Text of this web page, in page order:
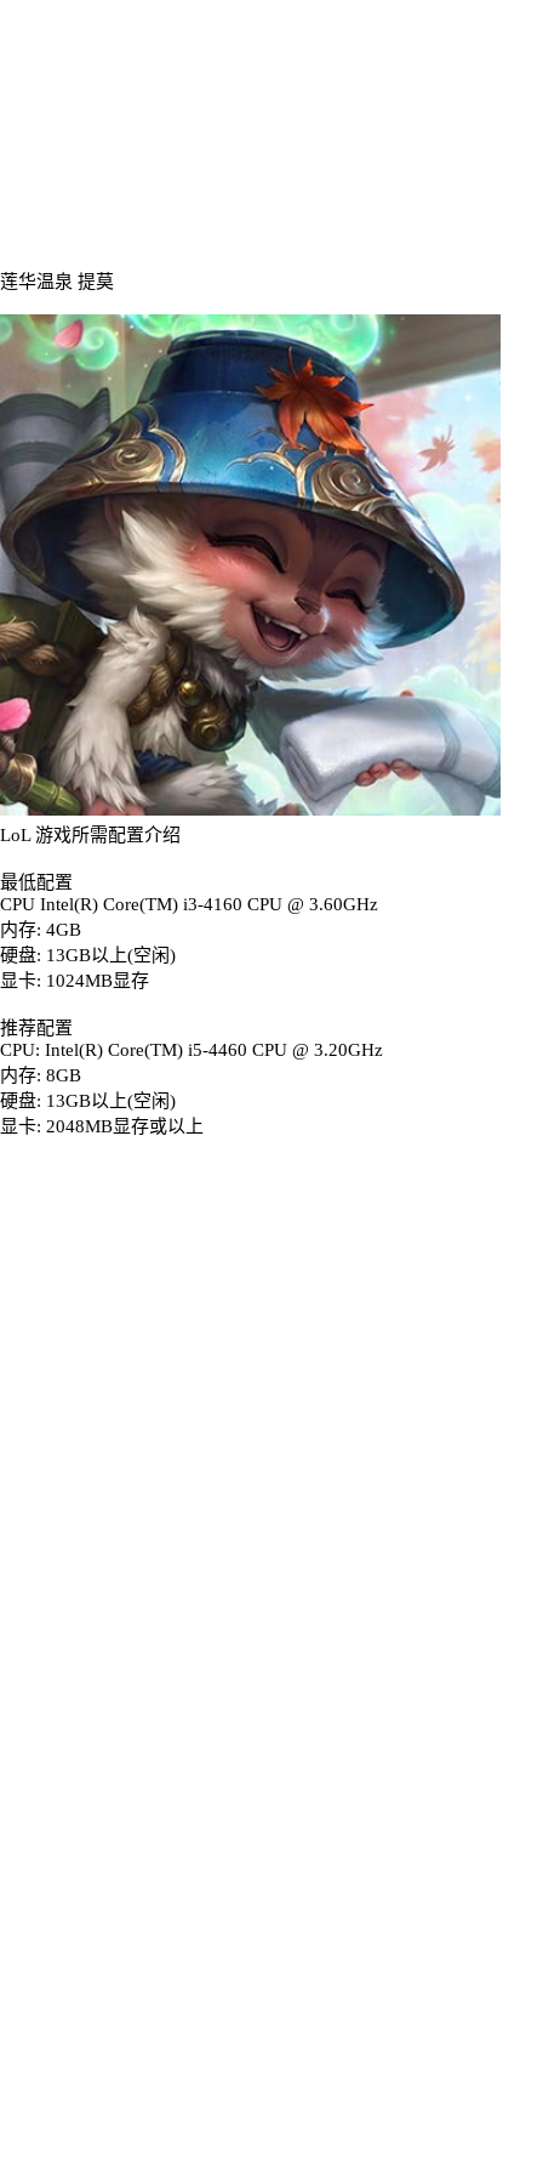
莲华温泉 提莫
LoL 游戏所需配置介绍
最低配置
CPU Intel(R) Core(TM) i3-4160 CPU @ 3.60GHz
内存: 4GB
硬盘: 13GB以上(空闲)
显卡: 1024MB显存
推荐配置
CPU: Intel(R) Core(TM) i5-4460 CPU @ 3.20GHz
内存: 8GB
硬盘: 13GB以上(空闲)
显卡: 2048MB显存或以上